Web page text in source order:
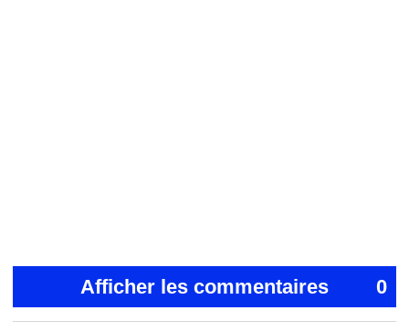
Afficher les commentaires 0